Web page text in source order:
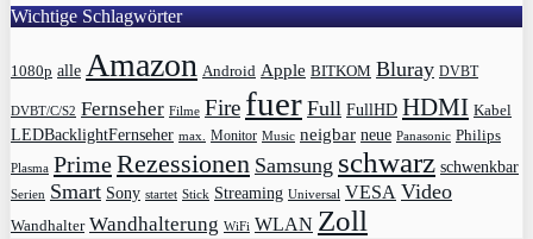
Wichtige Schlagwörter
1080p alle Amazon Android Apple BITKOM Bluray DVBT
DVBT/C/S2 Fernseher Filme Fire fuer Full FullHD HDMI Kabel
LEDBacklightFernseher max. Monitor Music neigbar neue Panasonic Philips
Plasma PrimeRezessionen Samsung schwarz schwenkbar
Serien Smart Sony startet Stick Streaming Universal VESA Video
Wandhalter Wandhalterung WiFi WLAN Zoll